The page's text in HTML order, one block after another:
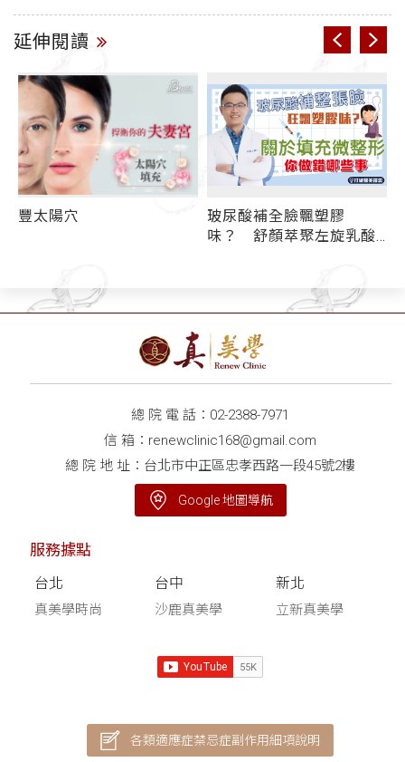
延伸閱讀
豐太陽穴
玻尿酸補全臉飄塑膠
味？ 舒顏萃聚左旋乳酸
注射適用部位懶人包
總 院 電 話： 02-2388-7971
信 箱： renewclinic168@gmail.com
總 院 地 址：台北市中正區忠孝西路一段45號2樓
Google 地圖導航
服務據點
台北
真美學時尚
台中
沙鹿真美學
新北
立新真美學
各類適應症禁忌症副作用細項說明